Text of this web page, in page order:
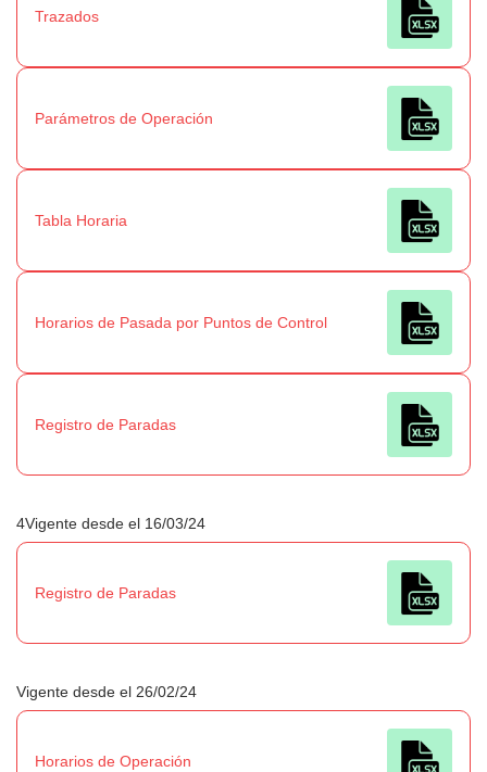
Trazados
Parámetros de Operación
Tabla Horaria
Horarios de Pasada por Puntos de Control
Registro de Paradas
4Vigente desde el 16/03/24
Registro de Paradas
Vigente desde el 26/02/24
Horarios de Operación